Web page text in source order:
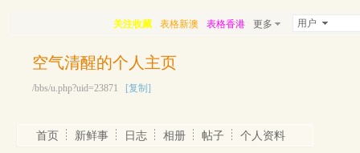
关注收藏 表格新澳 表格香港 更多 用户
空气清醒的个人主页
/bbs/u.php?uid=23871 [复制]
首页 新鲜事 日志 相册 帖子 个人资料